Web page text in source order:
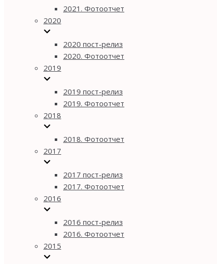
2021. Фотоотчет
2020
2020 пост-релиз
2020. Фотоотчет
2019
2019 пост-релиз
2019. Фотоотчет
2018
2018. Фотоотчет
2017
2017 пост-релиз
2017. Фотоотчет
2016
2016 пост-релиз
2016. Фотоотчет
2015